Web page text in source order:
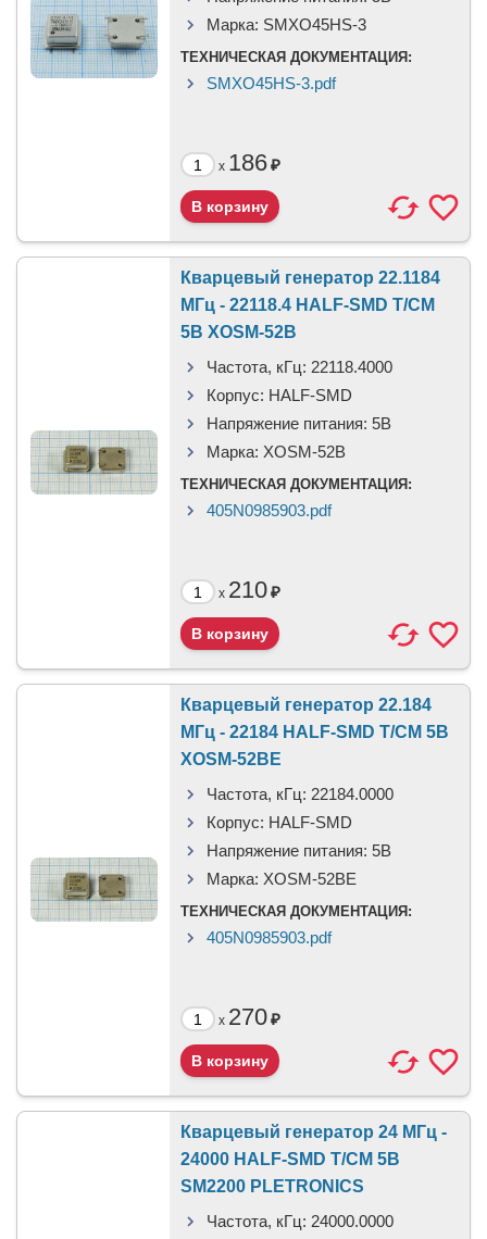
Марка: SMXO45HS-3
ТЕХНИЧЕСКАЯ ДОКУМЕНТАЦИЯ:
SMXO45HS-3.pdf
x 186₽
Кварцевый генератор 22.1184
МГц - 22118.4 HALF-SMD T/CM
5В XOSM-52B
Частота, кГц: 22118.4000
Корпус: HALF-SMD
Напряжение питания: 5В
Марка: XOSM-52B
ТЕХНИЧЕСКАЯ ДОКУМЕНТАЦИЯ:
405N0985903.pdf
x 210₽
Кварцевый генератор 22.184
МГц - 22184 HALF-SMD T/CM 5В
XOSM-52BE
Частота, кГц: 22184.0000
Корпус: HALF-SMD
Напряжение питания: 5В
Марка: XOSM-52BE
ТЕХНИЧЕСКАЯ ДОКУМЕНТАЦИЯ:
405N0985903.pdf
x 270₽
Кварцевый генератор 24 МГц -
24000 HALF-SMD T/CM 5В
SM2200 PLETRONICS
Частота, кГц: 24000.0000